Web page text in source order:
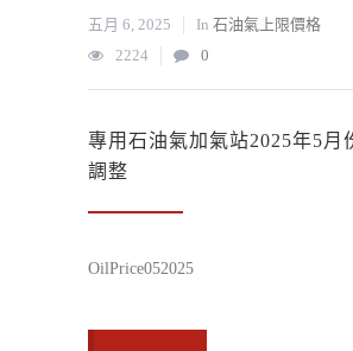
五月 6, 2025 In 石油氣上限價格
2224
0
專用石油氣加氣站2025年5月
調整
OilPrice052025